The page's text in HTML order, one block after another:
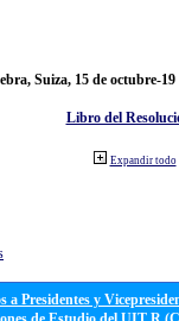
Suiza, 15 de octubre-19
Libro del
Expandir todo
a Presidentes y